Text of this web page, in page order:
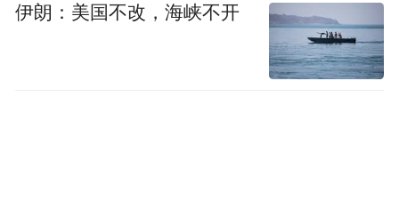
伊朗：美国不改，海峡不开